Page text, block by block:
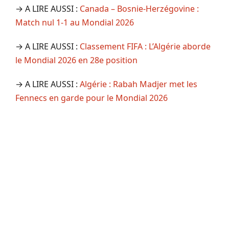
→ A LIRE AUSSI : Canada – Bosnie-Herzégovine :
Match nul 1-1 au Mondial 2026
→ A LIRE AUSSI : Classement FIFA : L’Algérie aborde
le Mondial 2026 en 28e position
→ A LIRE AUSSI : Algérie : Rabah Madjer met les
Fennecs en garde pour le Mondial 2026